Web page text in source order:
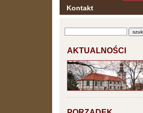
Kontakt
AKTUALNOŚCI